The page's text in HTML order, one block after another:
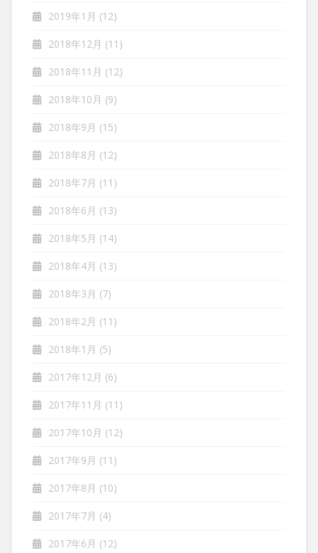
2019年1月 (12)
2018年12月 (11)
2018年11月 (12)
2018年10月 (9)
2018年9月 (15)
2018年8月 (12)
2018年7月 (11)
2018年6月 (13)
2018年5月 (14)
2018年4月 (13)
2018年3月 (7)
2018年2月 (11)
2018年1月 (5)
2017年12月 (6)
2017年11月 (11)
2017年10月 (12)
2017年9月 (11)
2017年8月 (10)
2017年7月 (4)
2017年6月 (12)